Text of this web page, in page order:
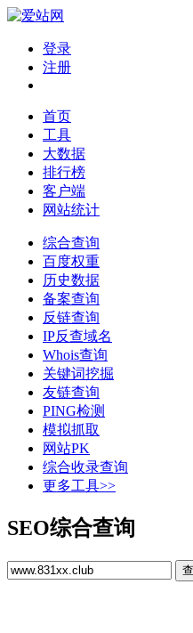
登录
注册
首页
工具
大数据
排行榜
客户端
网站统计
综合查询
百度权重
历史数据
备案查询
反链查询
IP反查域名
Whois查询
关键词挖掘
友链查询
PING检测
模拟抓取
网站PK
综合收录查询
更多工具>>
SEO综合查询